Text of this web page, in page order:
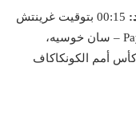
00:15 بتوقيت غرينتش
PayPal Park – سان خوسيه،
أمم الكونكاكاف